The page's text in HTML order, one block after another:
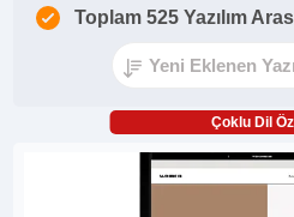
Toplam 525 Yazılım
Çoklu Dil